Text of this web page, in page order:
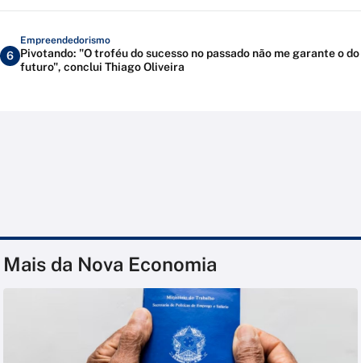
6
Empreendedorismo
Pivotando: "O troféu do sucesso no passado não me garante o do
futuro", conclui Thiago Oliveira
Mais da Nova Economia